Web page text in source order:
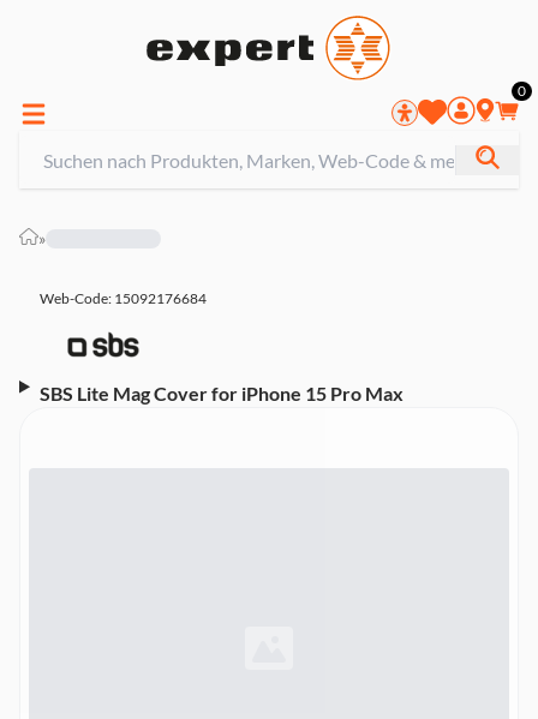
0
»
Web-Code: 15092176684
SBS Lite Mag Cover for iPhone 15 Pro Max